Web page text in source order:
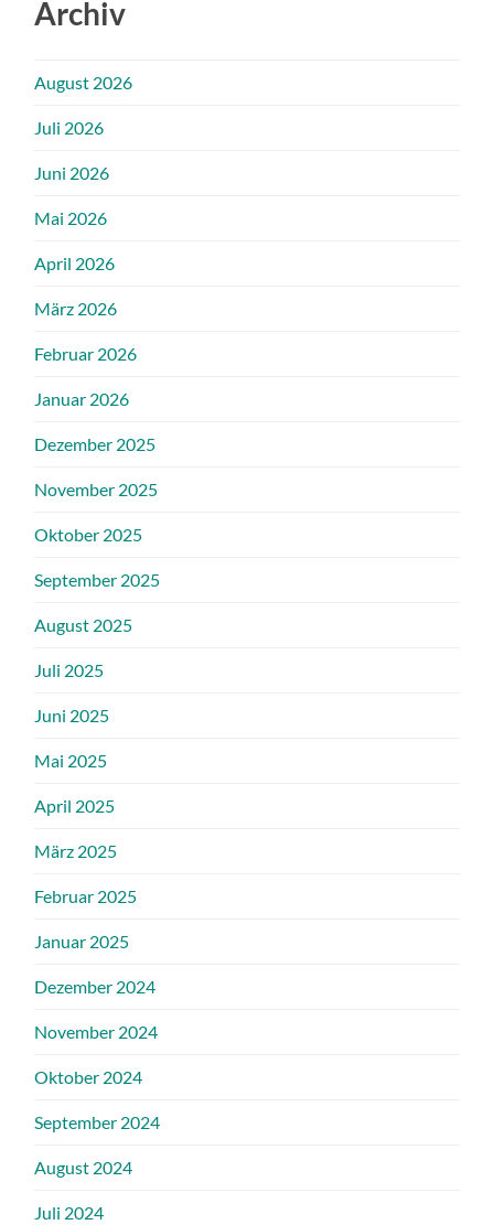
Archiv
August 2026
Juli 2026
Juni 2026
Mai 2026
April 2026
März 2026
Februar 2026
Januar 2026
Dezember 2025
November 2025
Oktober 2025
September 2025
August 2025
Juli 2025
Juni 2025
Mai 2025
April 2025
März 2025
Februar 2025
Januar 2025
Dezember 2024
November 2024
Oktober 2024
September 2024
August 2024
Juli 2024